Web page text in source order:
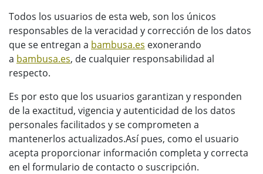
Todos los usuarios de esta web, son los únicos
responsables de la veracidad y corrección de los datos
que se entregan a bambusa.es exonerando
a bambusa.es, de cualquier responsabilidad al
respecto.
Es por esto que los usuarios garantizan y responden
de la exactitud, vigencia y autenticidad de los datos
personales facilitados y se comprometen a
mantenerlos actualizados.Así pues, como el usuario
acepta proporcionar información completa y correcta
en el formulario de contacto o suscripción.